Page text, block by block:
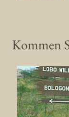
Kommen